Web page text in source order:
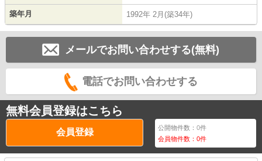
築年月 1992年 2月(築34年)
メールでお問い合わせする(無料)
電話でお問い合わせする
無料会員登録はこちら
会員登録 公開物件数：0件
会員物件数：0件